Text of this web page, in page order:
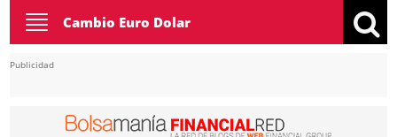
Toggle
navigation
Cambio Euro Dolar
Publicidad